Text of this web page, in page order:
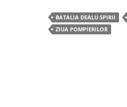
c
e
itt
er
ar
e
BATALIA DEALU SPIRII
ZIUA POMPIERILOR